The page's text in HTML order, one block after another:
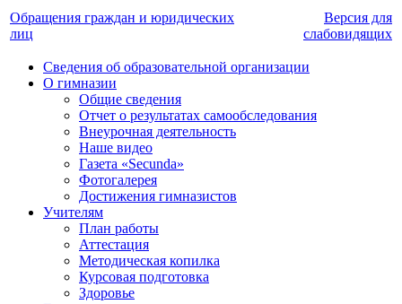
Обращения граждан и юридических
лиц
Версия для
слабовидящих
Сведения об образовательной организации
О гимназии
Общие сведения
Отчет о результатах самообследования
Внеурочная деятельность
Наше видео
Газета «Secunda»
Фотогалерея
Достижения гимназистов
Учителям
План работы
Аттестация
Методическая копилка
Курсовая подготовка
Здоровье